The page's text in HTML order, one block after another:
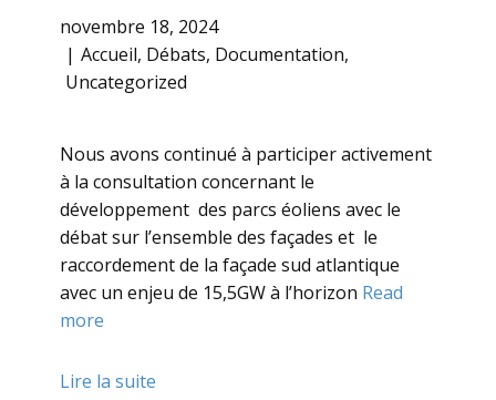
novembre 18, 2024
Accueil, Débats, Documentation,
Uncategorized
Nous avons continué à participer activement
à la consultation concernant le
développement des parcs éoliens avec le
débat sur l’ensemble des façades et le
raccordement de la façade sud atlantique
avec un enjeu de 15,5GW à l’horizon Read
more
Lire la suite